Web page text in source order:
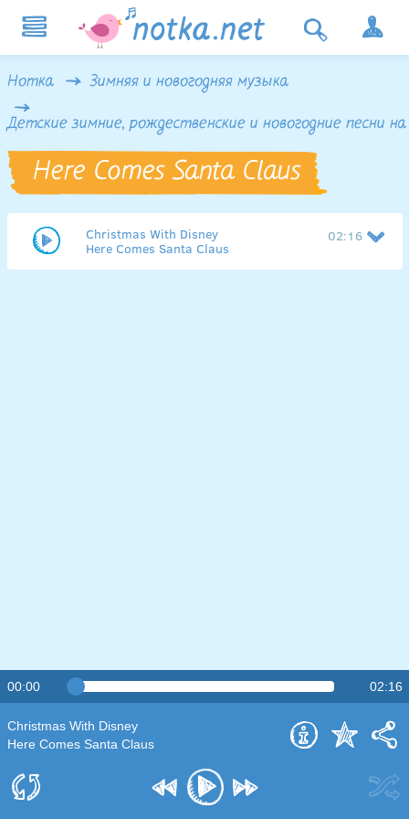
Нотка Зимняя и новогодняя музыка
Детские зимние, рождественские и новогодние песни
Here Comes Santa Claus
Christmas With Disney
Here Comes Santa Claus
02:16
00:00 02:16
Christmas With Disney
Here Comes Santa Claus